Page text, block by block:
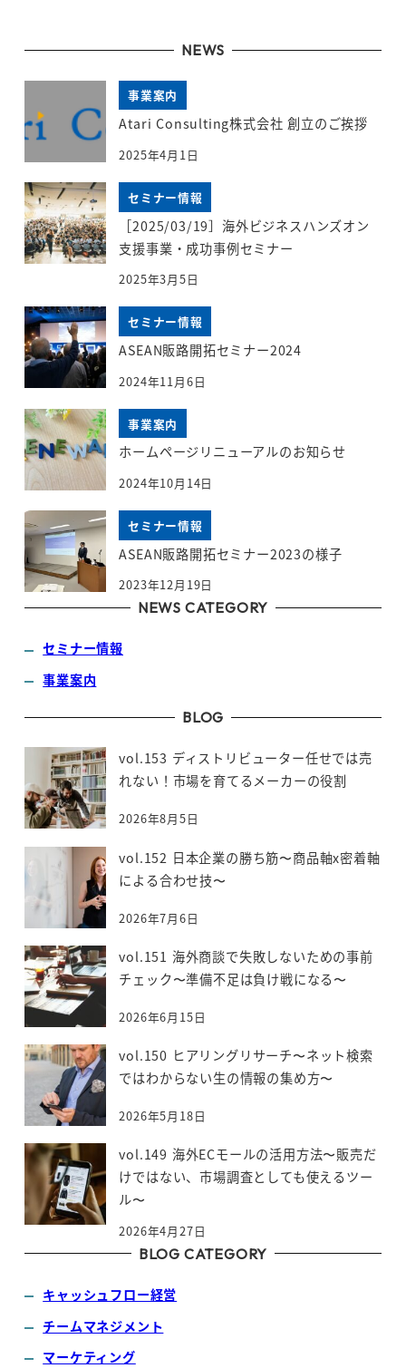
NEWS
事業案内
Atari Consulting株式会社 創立のご挨拶
2025年4月1日
セミナー情報
［2025/03/19］海外ビジネスハンズオン
支援事業・成功事例セミナー
2025年3月5日
セミナー情報
ASEAN販路開拓セミナー2024
2024年11月6日
事業案内
ホームページリニューアルのお知らせ
2024年10月14日
セミナー情報
ASEAN販路開拓セミナー2023の様子
2023年12月19日
NEWS CATEGORY
セミナー情報
事業案内
BLOG
vol.153 ディストリビューター任せでは売
れない！市場を育てるメーカーの役割
2026年8月5日
vol.152 日本企業の勝ち筋〜商品軸x密着軸
による合わせ技〜
2026年7月6日
vol.151 海外商談で失敗しないための事前
チェック〜準備不足は負け戦になる〜
2026年6月15日
vol.150 ヒアリングリサーチ〜ネット検索
ではわからない生の情報の集め方〜
2026年5月18日
vol.149 海外ECモールの活用方法〜販売だ
けではない、市場調査としても使えるツー
ル〜
2026年4月27日
BLOG CATEGORY
キャッシュフロー経営
チームマネジメント
マーケティング